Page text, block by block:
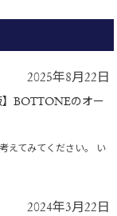
2025年8月22日
】BOTTONEのオー
えてみてください。 い
2024年3月22日